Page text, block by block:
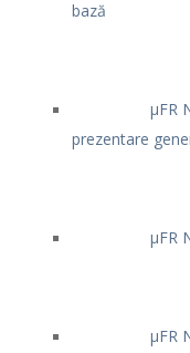
bază
μFR
prezentare
μFR
μFR